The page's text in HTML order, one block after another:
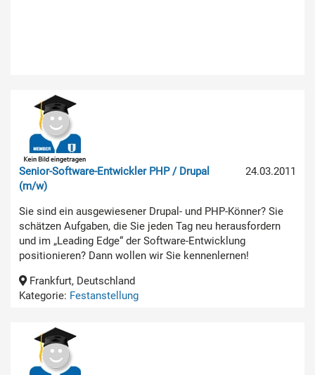
24.03.2011
Senior-Software-Entwickler PHP / Drupal
(m/w)
Sie sind ein ausgewiesener Drupal- und PHP-Könner? Sie
schätzen Aufgaben, die Sie jeden Tag neu herausfordern
und im „Leading Edge“ der Software-Entwicklung
positionieren? Dann wollen wir Sie kennenlernen!
Frankfurt, Deutschland
Kategorie: Festanstellung